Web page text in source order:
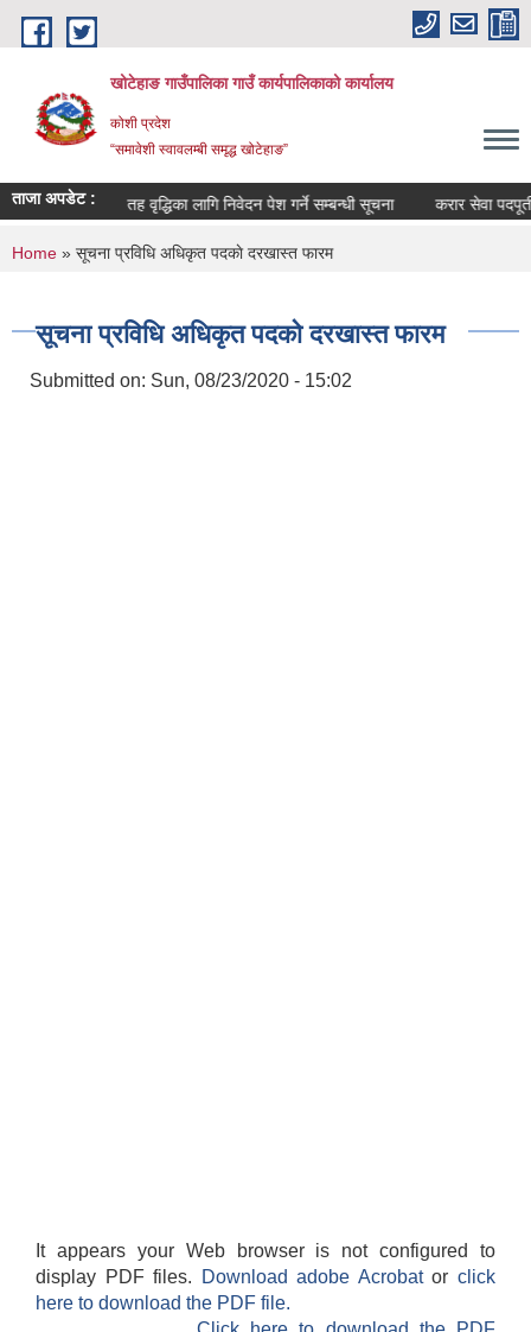
Skip to main content
खोटेहाङ गाउँपालिका गाउँ कार्यपालिकाको कार्यालय
कोशी प्रदेश
“समावेशी स्वावलम्बी समृद्ध खोटेहाङ”
ताजा अपडेट :
सूचना । तह वृद्धिका लागि निवेदन पेश गर्ने सम्बन्धी सूचना करार सेवा पदपूर्ती
You are here
Home » सूचना प्रविधि अधिकृत पदकाे दरखास्त फारम
सूचना प्रविधि अधिकृत पदकाे दरखास्त फारम
Submitted on: Sun, 08/23/2020 - 15:02
It appears your Web browser is not configured to
display PDF files.
Download adobe Acrobatorclick
here to download the PDF file.